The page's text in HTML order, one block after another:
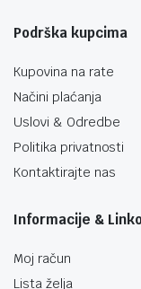
Podrška kupcima
Kupovina na rate
Načini plaćanja
Uslovi & Odredbe
Politika privatnosti
Kontaktirajte nas
Informacije &
Moj račun
Lista želja